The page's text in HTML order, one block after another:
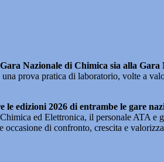
Nazionale di Chimica sia alla
prova pratica di laboratorio, volte a
le edizioni 2026 di entrambe le gare
ed Elettronica, il personale ATA
di confronto, crescita e